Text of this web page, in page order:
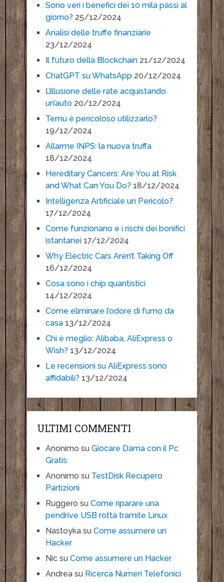
Sono veri i benefici dei 10 mila passi al
giorno? 25/12/2024
Analisi delle truffe finanziarie
23/12/2024
Il futuro della Blockchain 21/12/2024
ChatGPT su WhatsApp 20/12/2024
L’illusione delle rate acquistando
un’auto 20/12/2024
Temu è pericoloso utilizzarlo?
19/12/2024
Allarme INPS: la nuova truffa
18/12/2024
Hereditary Cancers: Are You at Risk
and What Can You Do? 18/12/2024
Intelligenza Artificiale un Pericolo?
17/12/2024
Come funzionano e i rischi dei bonifici
istantanei 17/12/2024
Why Electric Cars Aren’t Taking Off
16/12/2024
Cosa sono i chip quantistici
14/12/2024
Come eliminare l’odore di fumo da
casa 13/12/2024
Chi è meglio: Alibaba, AliExpress o
Wish? 13/12/2024
Le recensioni su AliExpress sono
affidabili? 13/12/2024
ULTIMI COMMENTI
Anonimo su Giocare Dama con il Pc
Gratis
Anonimo su TestDisk Recupero
Partizioni
Ruggero su Come riparare una
pendrive USB rotta tramite Linux
Nastoykasu Come assumere un
Hacker
Nicsu Come assumere un Hacker
Andreasu Ricerca Numeri Telefonici